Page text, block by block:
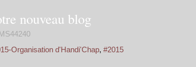
nouveau blog
Organisation d'Handi'Chap, #2015